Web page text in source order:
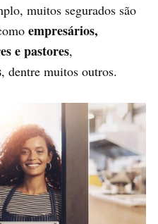
muitos segurados são
empresários,
e pastores,
, dentre muitos outros.